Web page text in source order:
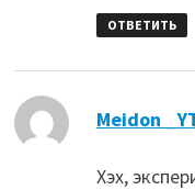
ОТВЕТИТЬ
Meidon
Хэх,